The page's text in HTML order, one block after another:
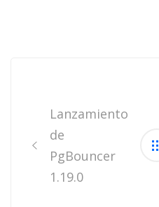
Lanzamiento
de
PgBouncer
1.19.0